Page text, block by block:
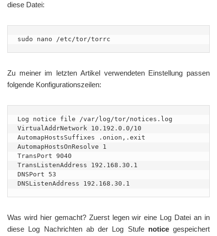
diese Datei:
sudo nano /etc/tor/torrc
Zu meiner im letzten Artikel verwendeten Einstellung passen
folgende Konfigurationszeilen:
Log notice file /var/log/tor/notices.log
VirtualAddrNetwork 10.192.0.0/10
AutomapHostsSuffixes .onion,.exit
AutomapHostsOnResolve 1
TransPort 9040
TransListenAddress 192.168.30.1
DNSPort 53
DNSListenAddress 192.168.30.1
Was wird hier gemacht? Zuerst legen wir eine Log Datei an in
diese Log Nachrichten ab der Log Stufe noticegespeichert